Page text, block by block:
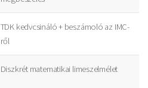
TDK kedvcsináló + beszámoló az IMC-
ről
Diszkrét matematikai limeszelmélet